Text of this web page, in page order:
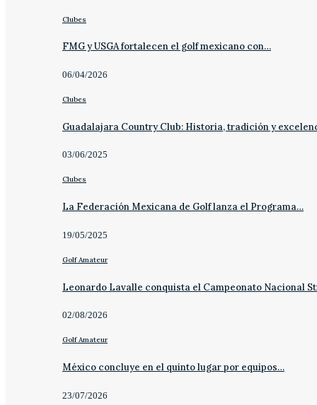
Clubes
FMG y USGA fortalecen el golf mexicano con…
06/04/2026
Clubes
Guadalajara Country Club: Historia, tradición y
03/06/2025
Clubes
La Federación Mexicana de Golf lanza el Programa…
19/05/2025
Golf Amateur
Leonardo Lavalle conquista el Campeonato Nacional
02/08/2026
Golf Amateur
México concluye en el quinto lugar por equipos…
23/07/2026